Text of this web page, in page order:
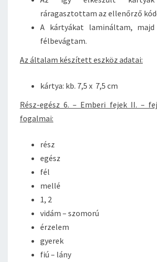
ráragasztottam az ellenőrző
A kártyákat lamináltam, majd
félbevágtam.
Az általam készített eszköz adatai:
kártya: kb. 7,5 x 7,5 cm
Rész-egész 6. – Emberi fejek II. –
fogalmai:
rész
egész
fél
mellé
1, 2
vidám – szomorú
érzelem
gyerek
fiú – lány